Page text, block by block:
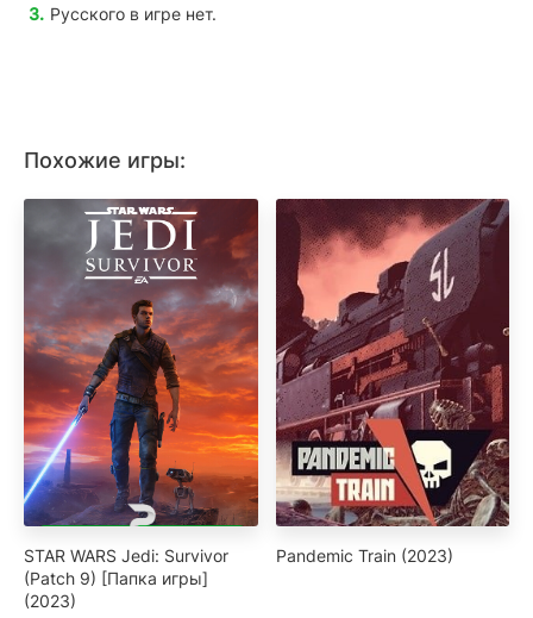
Русского в игре нет.
Похожие игры:
STAR WARS Jedi: Survivor
(Patch 9) [Папка игры]
(2023)
Pandemic Train (2023)